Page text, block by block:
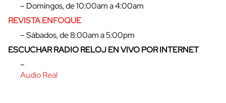
cerrar
– Domingos, de 10:00am a 4:00am
REVISTA ENFOQUE
– Sábados, de 8:00am a 5:00pm
ESCUCHAR RADIO RELOJ EN VIVO POR INTERNET
–
Audio Real